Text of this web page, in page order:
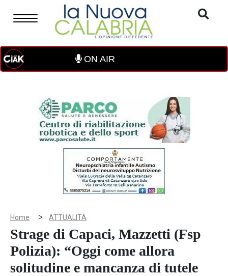
ON AIR
Home > ATTUALITA
Strage di Capaci, Mazzetti (Fsp
Polizia): “Oggi come allora
solitudine e mancanza di tutele